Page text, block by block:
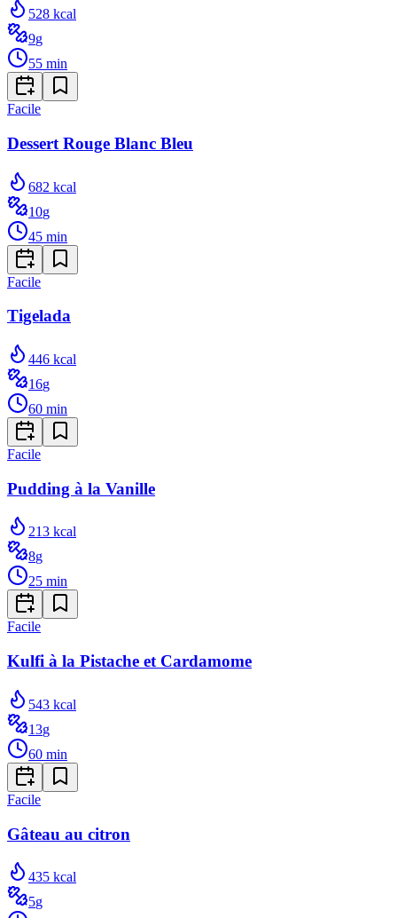
528 kcal
9g
55 min
Facile
Dessert Rouge Blanc Bleu
682 kcal
10g
45 min
Facile
Tigelada
446 kcal
16g
60 min
Facile
Pudding à la Vanille
213 kcal
8g
25 min
Facile
Kulfi à la Pistache et Cardamome
543 kcal
13g
60 min
Facile
Gâteau au citron
435 kcal
5g